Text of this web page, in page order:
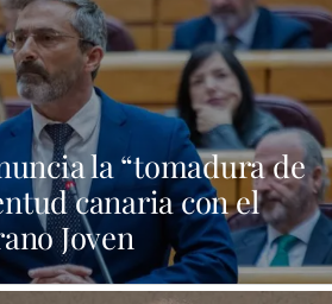
la “tomadura de
canaria con el
Joven